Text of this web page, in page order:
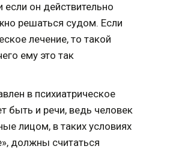
он действительно
решаться судом. Если
лечение, то такой
ему это так
в психиатрическое
быть и речи, ведь человек
лицом, в таких условиях
должны считаться